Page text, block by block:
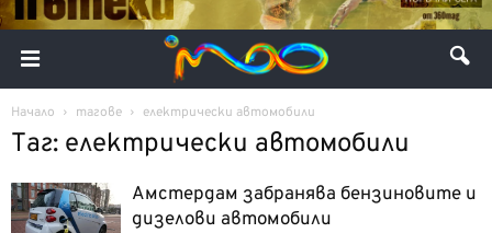
Начало тагове електрически автомобили
Таг: електрически автомобили
Амстердам забранява бензиновите и
дизелови автомобили